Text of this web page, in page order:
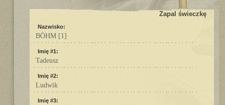
Zapal świeczkę
Nazwisko:
BÖHM [1]
Imię #1:
Tadeusz
Imię #2:
Ludwik
Imię #3: